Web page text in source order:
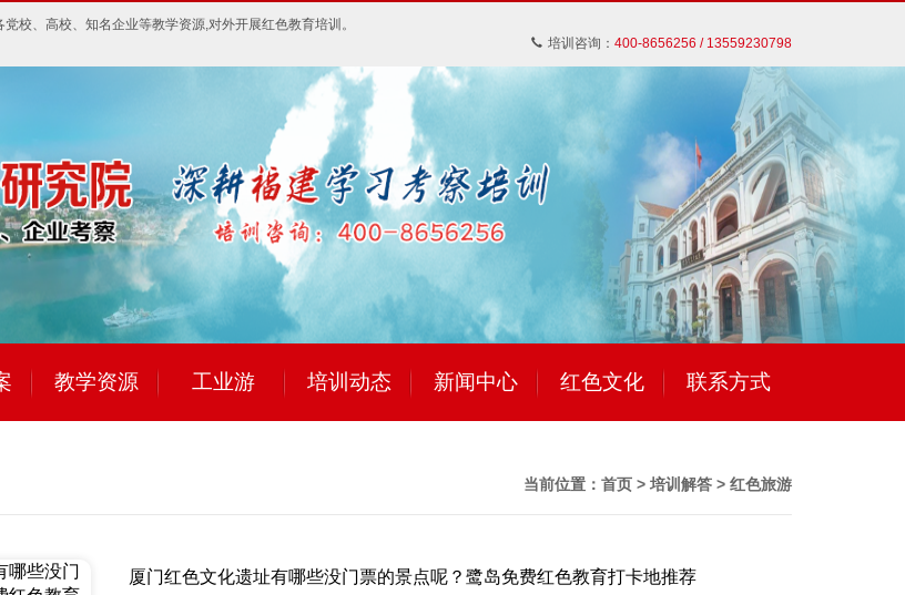
党校、高校、知名企业等教学资源,对外开展红色教育培训。
培训咨询： 400-8656256 / 13559230798
教学资源 工业游 培训动态 新闻中心 红色文化 联系方式
当前位置： 首页 > 培训解答 > 红色旅游
厦门红色文化遗址有哪些没门票的景点呢？鹭岛免费红色教育打卡地推荐